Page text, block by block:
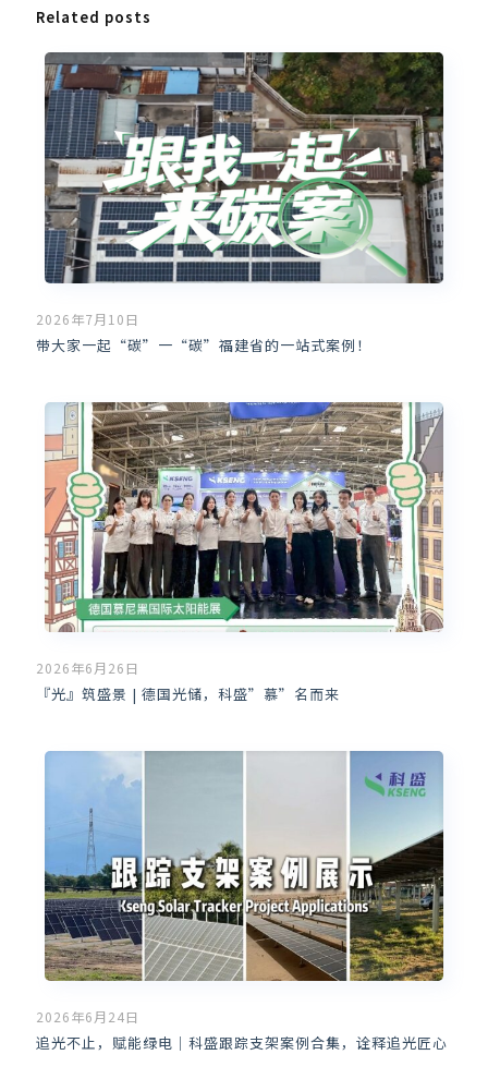
Related posts
2026年7月10日
带大家一起“碳”一“碳”福建省的一站式案例！
2026年6月26日
『光』筑盛景 | 德国光储，科盛”慕”名而来
2026年6月24日
追光不止，赋能绿电｜科盛跟踪支架案例合集，诠释追光匠心